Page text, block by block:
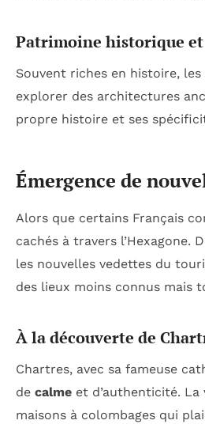
Patrimoine historique
Souvent riches en histoire, les
explorer des architectures
propre histoire et ses
Émergence de
Alors que certains Français
cachés à travers l’Hexagone.
les nouvelles vedettes du
des lieux moins connus mais
À la découverte de
Chartres, avec sa fameuse
de calme et d’authenticité.
maisons à colombages qui